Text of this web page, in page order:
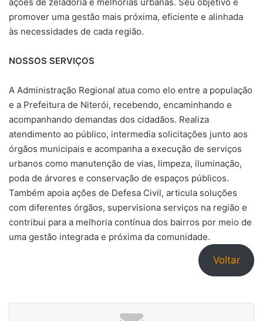
promover uma gestão mais próxima, eficiente e alinhada
às necessidades de cada região.
NOSSOS SERVIÇOS
A Administração Regional atua como elo entre a população
e a Prefeitura de Niterói, recebendo, encaminhando e
acompanhando demandas dos cidadãos. Realiza
atendimento ao público, intermedia solicitações junto aos
órgãos municipais e acompanha a execução de serviços
urbanos como manutenção de vias, limpeza, iluminação,
poda de árvores e conservação de espaços públicos.
Também apoia ações de Defesa Civil, articula soluções
com diferentes órgãos, supervisiona serviços na região e
contribui para a melhoria contínua dos bairros por meio de
uma gestão integrada e próxima da comunidade.
Voltar